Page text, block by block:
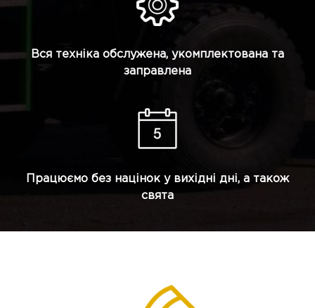
Вся техніка обслужена, укомплектована та
заправлена
Працюємо без націнок у вихідні дні, а також
свята